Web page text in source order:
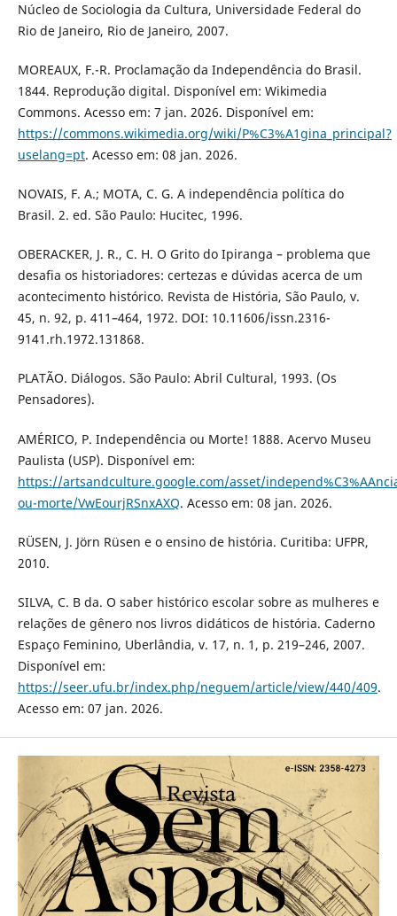
Núcleo de Sociologia da Cultura, Universidade Federal do
Rio de Janeiro, Rio de Janeiro, 2007.
MOREAUX, F.-R. Proclamação da Independência do Brasil.
1844. Reprodução digital. Disponível em: Wikimedia
Commons. Acesso em: 7 jan. 2026. Disponível em:
https://commons.wikimedia.org/wiki/P%C3%A1gina_principal?
uselang=pt. Acesso em: 08 jan. 2026.
NOVAIS, F. A.; MOTA, C. G. A independência política do
Brasil. 2. ed. São Paulo: Hucitec, 1996.
OBERACKER, J. R., C. H. O Grito do Ipiranga – problema que
desafia os historiadores: certezas e dúvidas acerca de um
acontecimento histórico. Revista de História, São Paulo, v.
45, n. 92, p. 411–464, 1972. DOI: 10.11606/issn.2316-
9141.rh.1972.131868.
PLATÃO. Diálogos. São Paulo: Abril Cultural, 1993. (Os
Pensadores).
AMÉRICO, P. Independência ou Morte! 1888. Acervo Museu
Paulista (USP). Disponível em:
https://artsandculture.google.com/asset/
ou-morte/VwEourjRSnxAXQ. Acesso em: 08 jan. 2026.
RÜSEN, J. Jörn Rüsen e o ensino de história. Curitiba: UFPR,
2010.
SILVA, C. B da. O saber histórico escolar sobre as mulheres e
relações de gênero nos livros didáticos de história. Caderno
Espaço Feminino, Uberlândia, v. 17, n. 1, p. 219–246, 2007.
Disponível em:
https://seer.ufu.br/index.php/neguem/article/view/440/409.
Acesso em: 07 jan. 2026.